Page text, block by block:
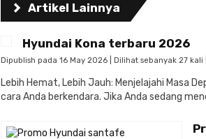
Artikel Lainnya
Hyundai Kona terbaru 2026
Dipublish pada 16 May 2026 | Dilihat sebanyak 27 kali
Lebih Hemat, Lebih Jauh: Menjelajahi Masa
cara Anda berkendara. Jika Anda sedang